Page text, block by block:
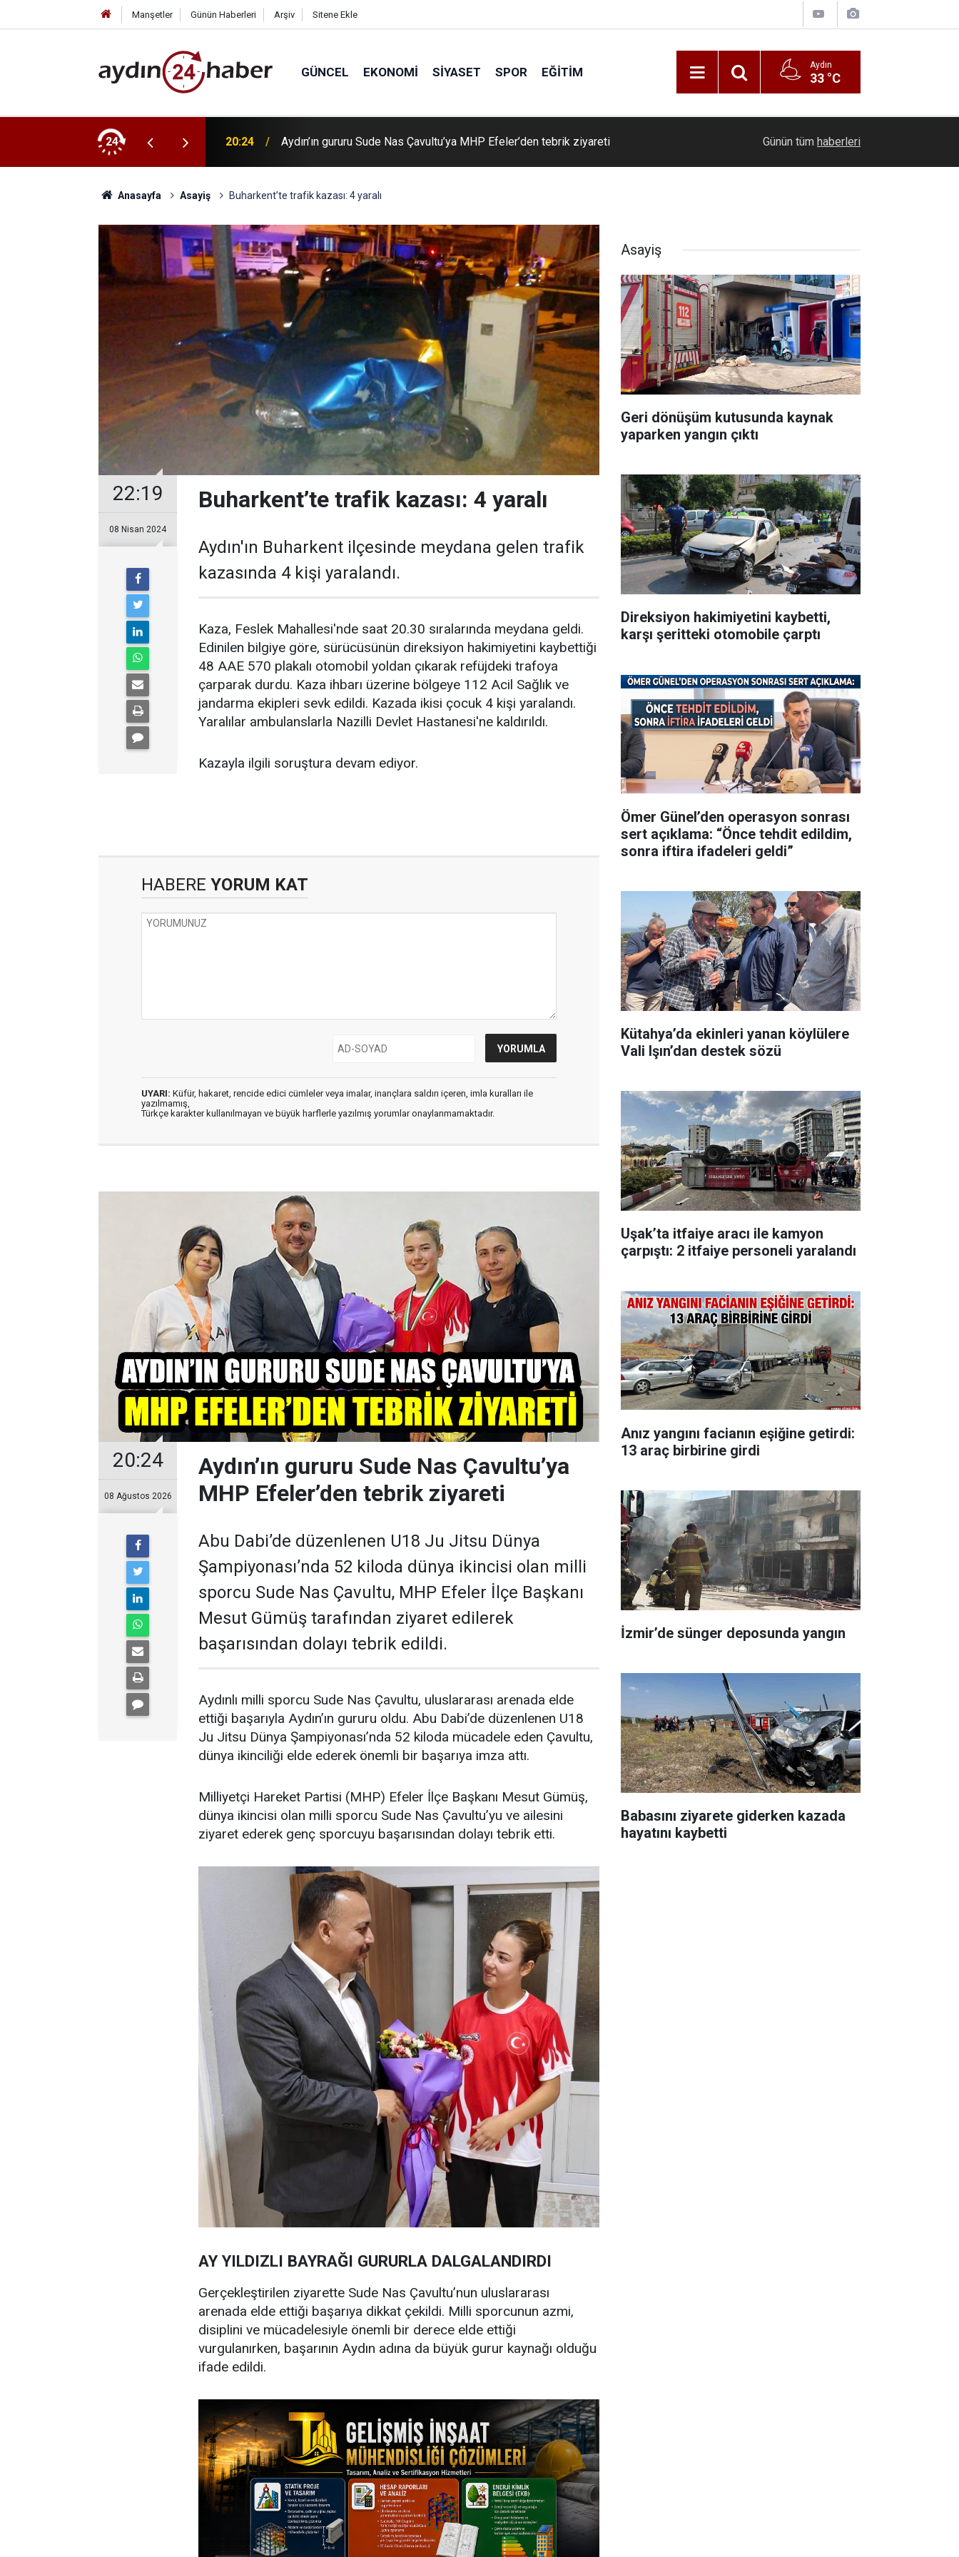
Manşetler Günün Haberleri Arşiv Sitene Ekle
GÜNCEL EKONOMI SIYASET SPOR EĞITIM Aydın
33 °C
24
çıkmasının anahtarı 20:24 Aydın’ın gururu Sude Nas Çavultu’ya MHP Efeler’den tebrik ziyareti Buharkent’te en tatlı rekabet
Günün tüm haberleri
Anasayfa Asayiş Buharkent’te trafik kazası: 4 yaralı
22:19
08 Nisan 2024
Buharkent’te trafik kazası: 4 yaralı
Aydın'ın Buharkent ilçesinde meydana gelen trafik
kazasında 4 kişi yaralandı.
Kaza, Feslek Mahallesi'nde saat 20.30 sıralarında meydana geldi.
Edinilen bilgiye göre, sürücüsünün direksiyon hakimiyetini kaybettiği
48 AAE 570 plakalı otomobil yoldan çıkarak refüjdeki trafoya
çarparak durdu. Kaza ihbarı üzerine bölgeye 112 Acil Sağlık ve
jandarma ekipleri sevk edildi. Kazada ikisi çocuk 4 kişi yaralandı.
Yaralılar ambulanslarla Nazilli Devlet Hastanesi'ne kaldırıldı.
Kazayla ilgili soruştura devam ediyor.
HABERE YORUM KAT
UYARI: Küfür, hakaret, rencide edici cümleler veya imalar, inançlara saldırı içeren, imla kuralları ile
yazılmamış,
Türkçe karakter kullanılmayan ve büyük harflerle yazılmış yorumlar onaylanmamaktadır.
20:24
08 Ağustos 2026
Aydın’ın gururu Sude Nas Çavultu’ya
MHP Efeler’den tebrik ziyareti
Abu Dabi’de düzenlenen U18 Ju Jitsu Dünya
Şampiyonası’nda 52 kiloda dünya ikincisi olan milli
sporcu Sude Nas Çavultu, MHP Efeler İlçe Başkanı
Mesut Gümüş tarafından ziyaret edilerek
başarısından dolayı tebrik edildi.
Aydınlı milli sporcu Sude Nas Çavultu, uluslararası arenada elde
ettiği başarıyla Aydın’ın gururu oldu. Abu Dabi’de düzenlenen U18
Ju Jitsu Dünya Şampiyonası’nda 52 kiloda mücadele eden Çavultu,
dünya ikinciliği elde ederek önemli bir başarıya imza attı.
Milliyetçi Hareket Partisi (MHP) Efeler İlçe Başkanı Mesut Gümüş,
dünya ikincisi olan milli sporcu Sude Nas Çavultu’yu ve ailesini
ziyaret ederek genç sporcuyu başarısından dolayı tebrik etti.
AY YILDIZLI BAYRAĞI GURURLA DALGALANDIRDI
Gerçekleştirilen ziyarette Sude Nas Çavultu’nun uluslararası
arenada elde ettiği başarıya dikkat çekildi. Milli sporcunun azmi,
disiplini ve mücadelesiyle önemli bir derece elde ettiği
vurgulanırken, başarının Aydın adına da büyük gurur kaynağı olduğu
ifade edildi.
Asayiş
Geri dönüşüm kutusunda kaynak
yaparken yangın çıktı
Direksiyon hakimiyetini kaybetti,
karşı şeritteki otomobile çarptı
Ömer Günel’den operasyon sonrası
sert açıklama: “Önce tehdit edildim,
sonra iftira ifadeleri geldi”
Kütahya’da ekinleri yanan köylülere
Vali Işın’dan destek sözü
Uşak’ta itfaiye aracı ile kamyon
çarpıştı: 2 itfaiye personeli yaralandı
Anız yangını facianın eşiğine getirdi:
13 araç birbirine girdi
İzmir’de sünger deposunda yangın
Babasını ziyarete giderken kazada
hayatını kaybetti